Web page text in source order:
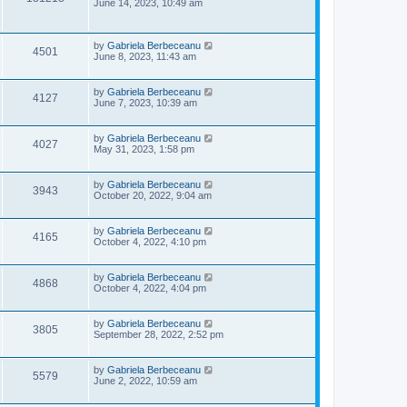
s
p
o
s
June 14, 2023, 10:49 am
4501
L
a
t
p
o
s
by Gabriela Berbeceanu
June 8, 2023, 11:43 am
4127
L
a
t
p
o
s
by Gabriela Berbeceanu
June 7, 2023, 10:39 am
4027
L
a
t
p
o
s
by Gabriela Berbeceanu
May 31, 2023, 1:58 pm
3943
L
a
t
p
o
s
by Gabriela Berbeceanu
October 20, 2022, 9:04 am
4165
L
a
t
p
o
s
by Gabriela Berbeceanu
October 4, 2022, 4:10 pm
4868
L
a
t
p
o
s
by Gabriela Berbeceanu
October 4, 2022, 4:04 pm
3805
L
a
t
p
o
s
by Gabriela Berbeceanu
September 28, 2022, 2:52 pm
5579
L
a
t
by Gabriela Berbeceanu
June 2, 2022, 10:59 am